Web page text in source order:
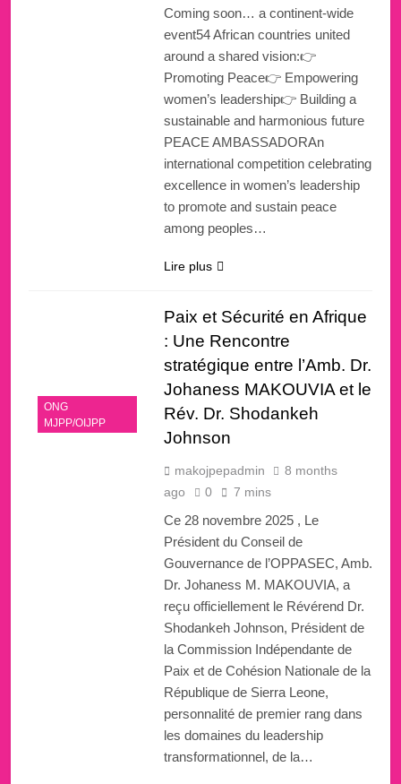
Coming soon… a continent-wide
event54 African countries united
around a shared vision:👉
Promoting Peace👉 Empowering
women’s leadership👉 Building a
sustainable and harmonious future
PEACE AMBASSADORAn
international competition celebrating
excellence in women’s leadership
to promote and sustain peace
among peoples…
Lire plus
ONG
MJPP/OIJPP
Paix et Sécurité en Afrique
: Une Rencontre
stratégique entre l’Amb. Dr.
Johaness MAKOUVIA et le
Rév. Dr. Shodankeh
Johnson
makojpepadmin
8 months
ago
0 7 mins
Ce 28 novembre 2025 , Le
Président du Conseil de
Gouvernance de l’OPPASEC, Amb.
Dr. Johaness M. MAKOUVIA, a
reçu officiellement le Révérend Dr.
Shodankeh Johnson, Président de
la Commission Indépendante de
Paix et de Cohésion Nationale de la
République de Sierra Leone,
personnalité de premier rang dans
les domaines du leadership
transformationnel, de la…